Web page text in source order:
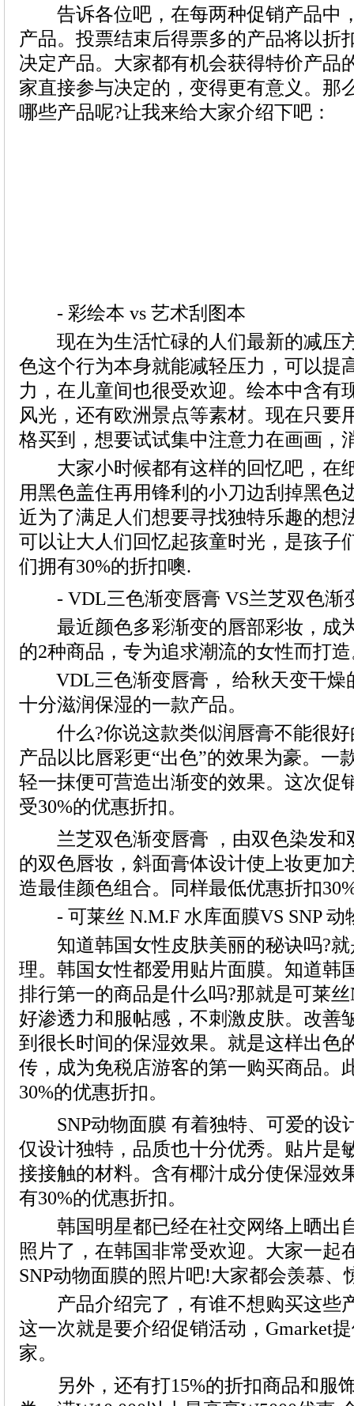
告诉各位吧，在每两种促销产品中
- 彩绘本 vs 艺术刮图本
现在为生活忙碌的人们最新的减压
大家小时候都有这样的回忆吧，在
- VDL三色渐变唇膏 VS兰芝双色渐
最近颜色多彩渐变的唇部彩妆，成
VDL三色渐变唇膏， 给秋天变干燥
什么?你说这款类似润唇膏不能很好
兰芝双色渐变唇膏 ，由双色染发和
- 可莱丝 N.M.F 水库面膜VS SNP 动
知道韩国女性皮肤美丽的秘诀吗?就
SNP动物面膜 有着独特、可爱的设
韩国明星都已经在社交网络上晒出
产品介绍完了，有谁不想购买这些
另外，还有打15%的折扣商品和服